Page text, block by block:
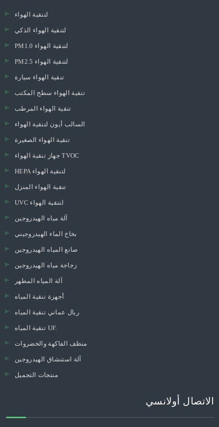
لتنقية الهواء
لتنقية الهواء الذكي
PM1.0 لتنقية الهواء
PM2.5 لتنقية الهواء
تنقية الهواء سيارة
تنقية الهواء سطح المكتب
تنقية الهواء المرطب
السالب أيون لتنقية الهواء
تنقية الهواء الصغيرة
جهاز تنقية الهواء TVOC
HEPA لتنقية الهواء
تنقية الهواء المنزل
UVC لتنقية الهواء
آلة مياه الهيدروجين
بخاخ الماء الهيدروجيني
صانع المياه الهيدروجين
زجاجة مياه الهيدروجين
آلة المياه المطهر
أجهزة تنقية المياه
ريال عماني تنقية المياه
تنقية المياه UF.
منظف ​​الفاكهة والخضروات
آلة استنشاق الهيدروجين
منتجات التجميل
الاتصال أولانسي